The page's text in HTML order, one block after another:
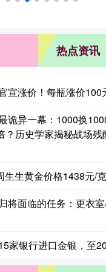
热点资讯
宣涨价！每瓶涨价100
诡异一幕：1000换
？历史学家揭秘战场
生生黄金价格1438元/克
将面临的任务：更衣
家银行进口金银，至